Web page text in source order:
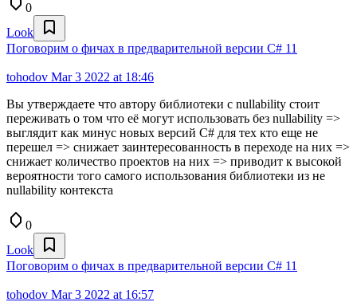
0
Look
Поговорим о фичах в предварительной версии C# 11
tohodov Mar 3 2022 at 18:46
Вы утверждаете что автору библиотеки с nullability стоит
переживать о том что её могут использовать без nullability =>
выглядит как минус новых версий C# для тех кто еще не
перешел => снижает заинтересованность в переходе на них =>
снижает количество проектов на них => приводит к высокой
вероятности того самого использования библиотеки из не
nullability контекста
0
Look
Поговорим о фичах в предварительной версии C# 11
tohodov Mar 3 2022 at 16:57